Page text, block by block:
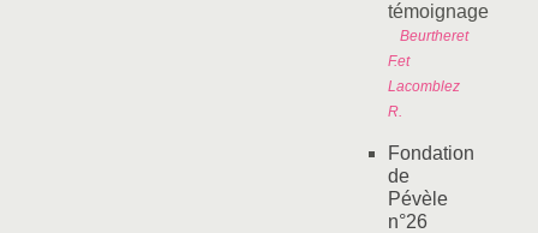
témoignage
Beurtheret
F.et
Lacomblez
R.
Fondation
de
Pévèle
n°26